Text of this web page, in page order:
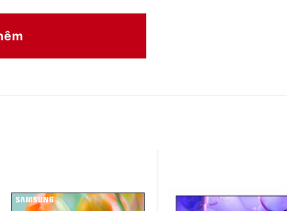
kể (16G ROM + 1.5G RAM) cho phép bạn thưởng